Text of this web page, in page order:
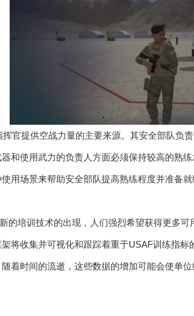
官提供空战力量的主要来源。其安全部队负
和使用武力的负责人方面必须保持较高的熟
用场景来帮助安全部队提高熟练程度并准备就
的培训技术的出现，人们强烈希望获得更多
将收集并可视化和跟踪着重于USAF训练指
着时间的流逝，这些数据的增加可能会使单